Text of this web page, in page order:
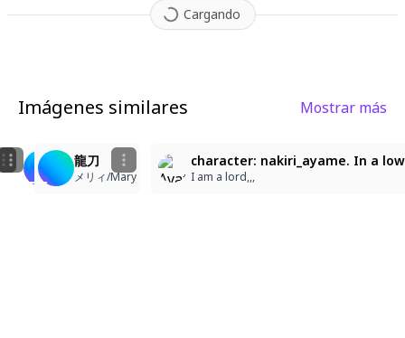
Cargando
Imágenes similares Mostrar más
龍刀
メリィ/Mary
龍刀
メリィ/Mary
龍刀
メリィ/Mary
character: nakiri_ayame. In a
I am a lord,,,